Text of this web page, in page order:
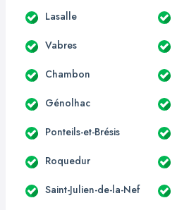
Lasalle
Vabres
Chambon
Génolhac
Ponteils-et-Brésis
Roquedur
Saint-Julien-de-la-Nef